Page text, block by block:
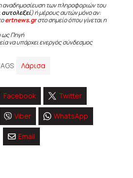
αναδημοσίευση των πληροφοριών του
αυτολεξεί) ή μέρους αυτών μόνο αν:
ertnews.grστο σημείο όπου γίνεται η
ως Πηγή
να υπάρχει ενεργός σύνδεσμος
Λάρισα
Facebook Twitter
Viber WhatsApp
Email